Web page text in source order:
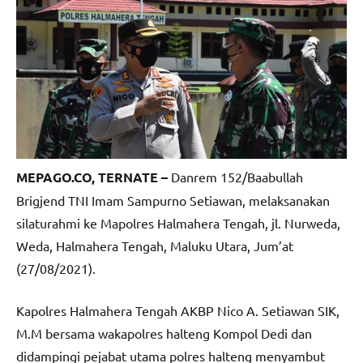
MEPAGO.CO, TERNATE – Danrem 152/Baabullah
Brigjend TNI Imam Sampurno Setiawan, melaksanakan
silaturahmi ke Mapolres Halmahera Tengah, jl. Nurweda,
Weda, Halmahera Tengah, Maluku Utara, Jum’at
(27/08/2021).
Kapolres Halmahera Tengah AKBP Nico A. Setiawan SIK,
M.M bersama wakapolres halteng Kompol Dedi dan
didampingi pejabat utama polres halteng menyambut